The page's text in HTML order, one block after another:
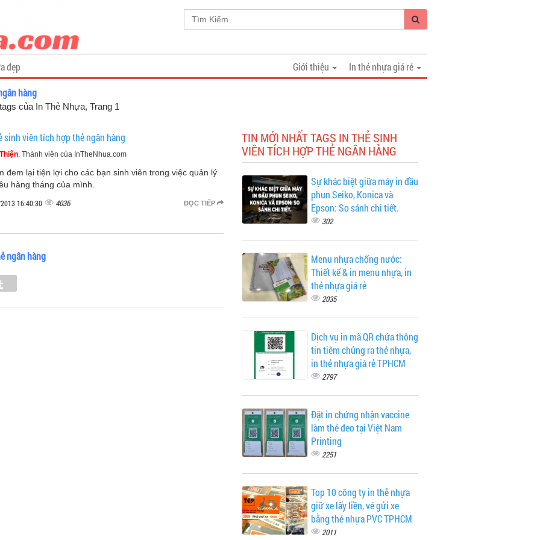
In thẻ nhựa giá rẻ
đẹp
Giới thiệu
hàng
của In Thẻ Nhựa, Trang 1
sinh viên tích hợp thẻ ngân hàng
, Thành viên của InTheNhua.com
đem lại tiện lợi cho các bạn sinh viên trong việc quản lý
hàng tháng của mình.
ĐỌC TIẾP
16:40:30 4036
ngân hàng
TIN MỚI NHẤT TAGS IN THẺ SINH
VIÊN TÍCH HỢP THẺ NGÂN HÀNG
Sự khác biệt giữa máy in đầu
phun Seiko, Konica và
Epson: So sánh chi tiết.
302
Menu nhựa chống nước:
Thiết kế & in menu nhựa, in
thẻ nhựa giá rẻ
2035
Dịch vụ in mã QR chứa thông
tin tiêm chủng ra thẻ nhựa,
in thẻ nhựa giá rẻ TPHCM
2797
Đặt in chứng nhận vaccine
làm thẻ đeo tại Việt Nam
Printing
2251
Top 10 công ty in thẻ nhựa
giữ xe lấy liền, vé gửi xe
bằng thẻ nhựa PVC TPHCM
2011